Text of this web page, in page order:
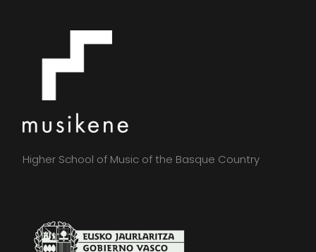
Higher School of Music of the Basque Country